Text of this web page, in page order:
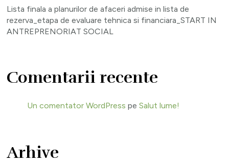
Lista finala a planurilor de afaceri admise in lista de
rezerva_etapa de evaluare tehnica si financiara_START IN
ANTREPRENORIAT SOCIAL
Comentarii recente
Un comentator WordPress peSalut lume!
Arhive